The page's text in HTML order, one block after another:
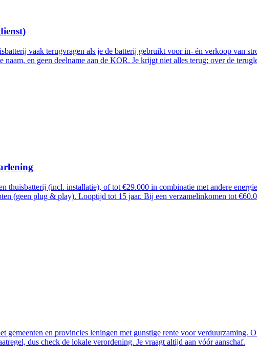
vaak terugvragen als je de batterij gebruikt voor in- én verkoop van
naam, en geen deelname aan de KOR. Je krijgt niet alles terug; over de
thuisbatterij (incl. installatie), of tot €29.000 in combinatie met andere
(geen plug & play). Looptijd tot 15 jaar. Bij een verzamelinkomen tot
gemeenten en provincies leningen met gunstige rente voor
dus check de lokale verordening. Je vraagt altijd aan vóór aanschaf.